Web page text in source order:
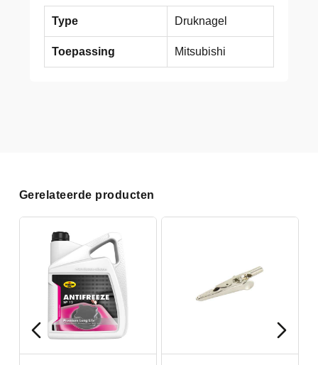
Type Druknagel
Toepassing Mitsubishi
Gerelateerde producten